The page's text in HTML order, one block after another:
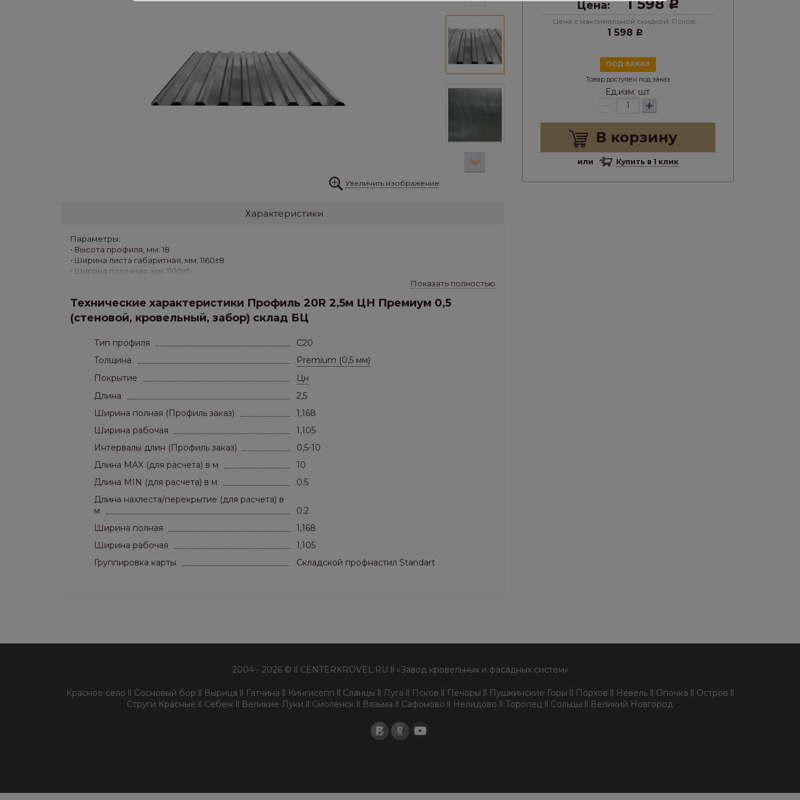
Увеличить изображение
Цена: 1 598 Р
Цена с максимальной скидкой, Псков:
1 598 Р
ПОД ЗАКАЗ
Товар доступен под заказ
Ед.изм: шт
+
В корзину
или Купить в 1 клик
Характеристики
Параметры:
• Высота профиля, мм: 18
• Ширина листа габаритная, мм: 1160±8
• Ширина полезная, мм: 1100±5
Применение: стены, потолки, перегородки, заборы, скатные кровли.
Показать полностью
Технические характеристики Профиль 20R 2,5м ЦН Премиум 0,5
(стеновой, кровельный, забор) склад БЦ
Тип профиля
C20
Толщина
Premium (0,5 мм)
Покрытие
Цн
Длина
2,5
Ширина полная (Профиль заказ)
1,168
Ширина рабочая
1,105
Интервалы длин (Профиль заказ)
0,5-10
Длина MAX (для расчета) в м
10
Длина MIN (для расчета) в м
0.5
Длина нахлеста/перекрытие (для расчета) в
м
0.2
Ширина полная
1,168
Ширина рабочая
1,105
Группировка карты
Складской профнастил Standart
2004 - 2026 © ll CENTERKROVEL.RU ll «Завод кровельных и фасадных систем»
Красное село ll Сосновый бор ll Вырица ll Гатчина ll Кингисепп ll Сланцы ll Луга ll Псков ll Печоры ll Пушкинские Горы ll Порхов ll Невель ll Опочка ll Остров ll
Струги Красные ll Себеж ll Великие Луки ll Смоленск ll Вязьма ll Сафоново ll Нелидово ll Торопец ll Сольцы ll Великий Новгород